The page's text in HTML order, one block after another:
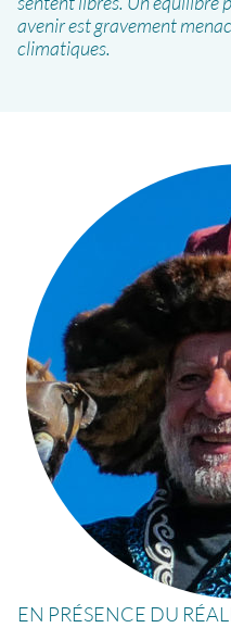
avenir est gravement
climatiques.
EN PRÉSENCE DU